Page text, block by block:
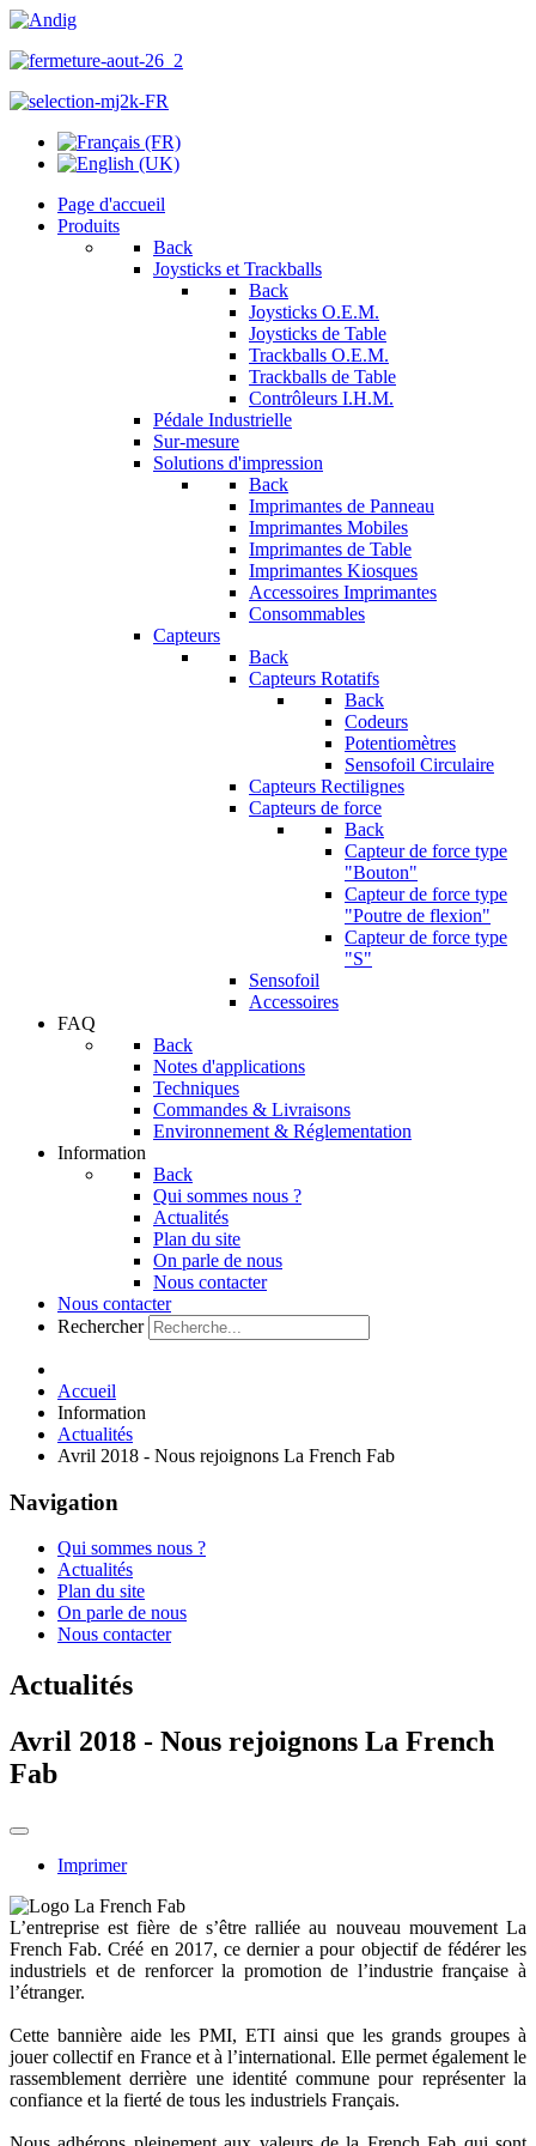
Page d'accueil
Produits
Back
Joysticks et Trackballs
Back
Joysticks O.E.M.
Joysticks de Table
Trackballs O.E.M.
Trackballs de Table
Contrôleurs I.H.M.
Pédale Industrielle
Sur-mesure
Solutions d'impression
Back
Imprimantes de Panneau
Imprimantes Mobiles
Imprimantes de Table
Imprimantes Kiosques
Accessoires Imprimantes
Consommables
Capteurs
Back
Capteurs Rotatifs
Back
Codeurs
Potentiomètres
Sensofoil Circulaire
Capteurs Rectilignes
Capteurs de force
Back
Capteur de force type
"Bouton"
Capteur de force type
"Poutre de flexion"
Capteur de force type
"S"
Sensofoil
Accessoires
FAQ
Back
Notes d'applications
Techniques
Commandes & Livraisons
Environnement & Réglementation
Information
Back
Qui sommes nous ?
Actualités
Plan du site
On parle de nous
Nous contacter
Nous contacter
Rechercher
Accueil
Information
Actualités
Avril 2018 - Nous rejoignons La French Fab
Navigation
Qui sommes nous ?
Actualités
Plan du site
On parle de nous
Nous contacter
Actualités
Avril 2018 - Nous rejoignons La French
Fab
Imprimer
L’entreprise est fière de s’être ralliée au nouveau mouvement La
French Fab. Créé en 2017, ce dernier a pour objectif de fédérer les
industriels et de renforcer la promotion de l’industrie française à
l’étranger.
Cette bannière aide les PMI, ETI ainsi que les grands groupes à
jouer collectif en France et à l’international. Elle permet également le
rassemblement derrière une identité commune pour représenter la
confiance et la fierté de tous les industriels Français.